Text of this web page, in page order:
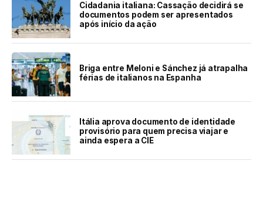
Cidadania italiana: Cassação decidirá se
documentos podem ser apresentados
após início da ação
Briga entre Meloni e Sánchez já atrapalha
férias de italianos na Espanha
Itália aprova documento de identidade
provisório para quem precisa viajar e
ainda espera a CIE